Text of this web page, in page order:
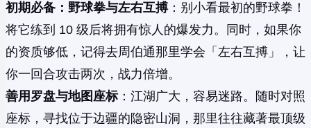
初期必备：野球拳与左右互搏：别小看最初的野球拳！
将它练到 10 级后将拥有惊人的爆发力。同时，如果你
的资质够低，记得去周伯通那里学会「左右互搏」，让
你一回合攻击两次，战力倍增。
善用罗盘与地图座标：江湖广大，容易迷路。随时对照
座标，寻找位于边疆的隐密山洞，那里往往藏著最顶级